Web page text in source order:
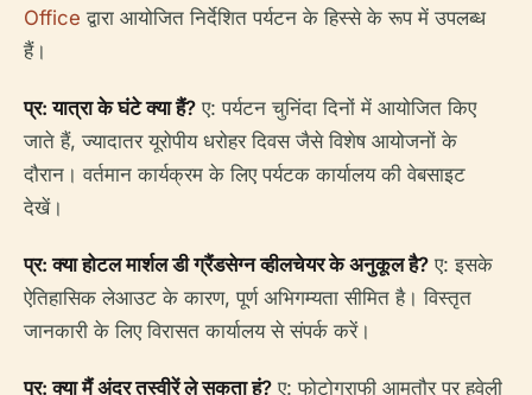
Office द्वारा आयोजित निर्देशित पर्यटन के हिस्से के रूप में उपलब्ध
हैं।
प्र: यात्रा के घंटे क्या हैं? ए: पर्यटन चुनिंदा दिनों में आयोजित किए
जाते हैं, ज्यादातर यूरोपीय धरोहर दिवस जैसे विशेष आयोजनों के
दौरान। वर्तमान कार्यक्रम के लिए पर्यटक कार्यालय की वेबसाइट
देखें।
प्र: क्या होटल मार्शल डी ग्रैंडसेग्न व्हीलचेयर के अनुकूल है? ए: इसके
ऐतिहासिक लेआउट के कारण, पूर्ण अभिगम्यता सीमित है। विस्तृत
जानकारी के लिए विरासत कार्यालय से संपर्क करें।
प्र: क्या मैं अंदर तस्वीरें ले सकता हूं? ए: फोटोग्राफी आमतौर पर हवेली